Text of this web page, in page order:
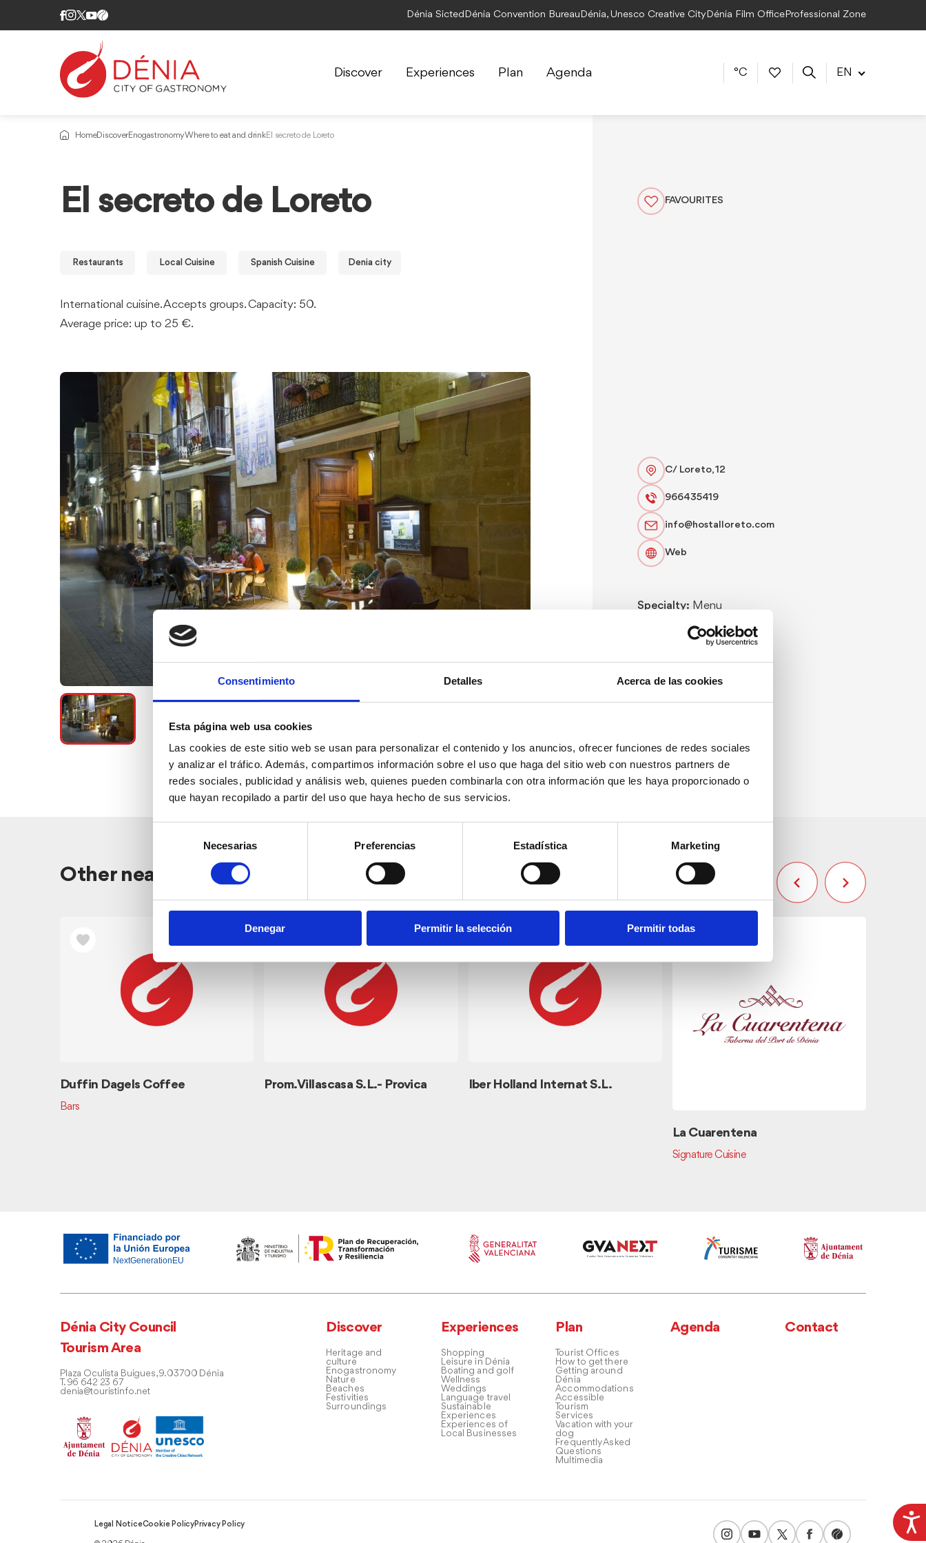
Consentimiento Detalles Acerca de las cookies
Esta página web usa cookies
Las cookies de este sitio web se usan para personalizar el contenido y los anuncios, ofrecer funciones de redes sociales
y analizar el tráfico. Además, compartimos información sobre el uso que haga del sitio web con nuestros partners de
redes sociales, publicidad y análisis web, quienes pueden combinarla con otra información que les haya proporcionado o
que hayan recopilado a partir del uso que haya hecho de sus servicios.
consentimiento
Necesarias Preferencias Estadística Marketing
Denegar Permitir la selección Permitir todas
Dénia Sicted Dénia Convention Bureau Dénia, Unesco Creative CityDénia Film OfficeProfessional Zone
Discover Experiences Plan Agenda °C EN
HomeDiscoverEnogastronomyWhere to eat and drinkEl secreto de Loreto
El secreto de Loreto
Restaurants Local Cuisine Spanish Cuisine Denia city
International cuisine. Accepts groups. Capacity: 50.
Average price: up to 25 €.
FAVOURITES
C/ Loreto, 12
966435419
info@hostalloreto.com
Web
Specialty: Menu
Other nearby restaurants
Duffin Dagels Coffee
Bars
Prom. Villascasa S.L.- Provica Iber Holland Internat S.L.
La Cuarentena
Signature Cuisine
Dénia City Council
Tourism Area
Plaza Oculista Buigues, 9. 03700 Dénia
T. 96 642 23 67
denia@touristinfo.net
Discover
Heritage and
culture
Enogastronomy
Nature
Beaches
Festivities
Surroundings
Experiences
Shopping
Leisure in Dénia
Boating and golf
Wellness
Weddings
Language travel
Sustainable
Experiences
Experiences of
Local Businesses
Plan
Tourist Offices
How to get there
Getting around
Dénia
Accommodations
Accessible
Tourism
Services
Vacation with your
dog
Frequently Asked
Questions
Multimedia
Agenda Contact
Legal NoticeCookie PolicyPrivacy Policy